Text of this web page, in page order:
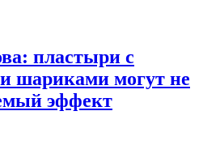
пластыри с
шариками могут не
эффект